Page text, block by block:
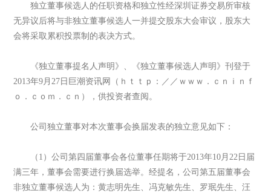
独立董事候选人的任职资格和独立性经深圳证券交易所审核
无异议后将与非独立董事候选人一并提交股东大会审议，股东大
会将采取累积投票制的表决方式。
《独立董事提名人声明》、《独立董事候选人声明》刊登于
2013年9月27日巨潮资讯网（ｈｔｔｐ：／／ｗｗｗ．ｃｎｉｎｆ
ｏ．ｃｏｍ．ｃｎ），供投资者查阅。
公司独立董事对本次董事会换届发表的独立意见如下：
（1）公司第四届董事会各位董事任期将于2013年10月22日届
满三年，董事会需要进行换届选举。经提名，公司第五届董事会
非独立董事候选人为：黄志明先生、冯克敏先生、罗珉先生、汪